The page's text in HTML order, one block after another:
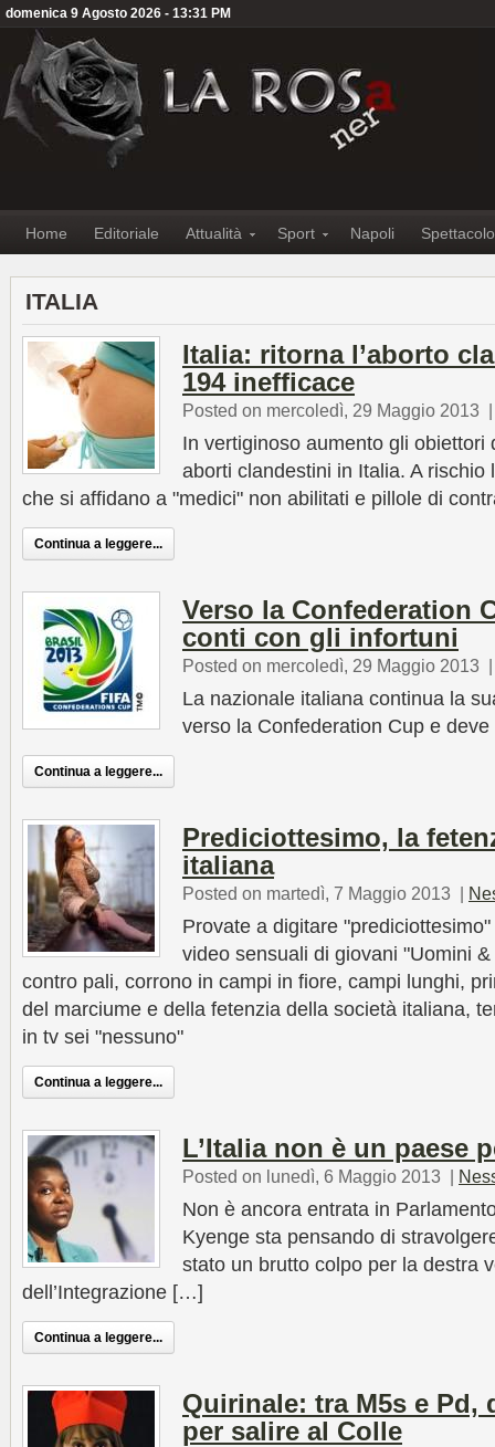
domenica 9 Agosto 2026 - 13:31 PM
Home Editoriale Attualità Sport Napoli Spettacolo
ITALIA
Italia: ritorna l’aborto
194 inefficace
Posted on mercoledì, 29 Maggio 2013
In vertiginoso aumento gli obiettori
aborti clandestini in Italia. A rischio
che si affidano a "medici" non abilitati e pillole di
Continua a leggere...
Verso la Confederation
conti con gli infortuni
Posted on mercoledì, 29 Maggio 2013
La nazionale italiana continua la
verso la Confederation Cup e
Continua a leggere...
Prediciottesimo, la
italiana
Posted on martedì, 7 Maggio 2013 |
Provate a digitare
video sensuali di giovani "Uomini
contro pali, corrono in campi in fiore, campi lunghi,
del marciume e della fetenzia della società italiana,
in tv sei "nessuno"
Continua a leggere...
L’Italia non è un paese
Posted on lunedì, 6 Maggio 2013 |
Non è ancora entrata in
Kyenge sta pensando di
stato un brutto colpo per la destra
dell’Integrazione […]
Continua a leggere...
Quirinale: tra M5s e Pd,
per salire al Colle